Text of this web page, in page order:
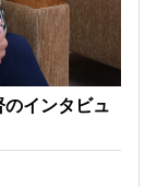
インタビュ